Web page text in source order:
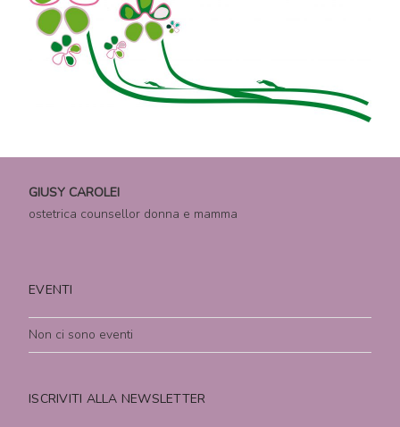
GIUSY CAROLEI
ostetrica counsellor donna e mamma
EVENTI
Non ci sono eventi
ISCRIVITI ALLA NEWSLETTER